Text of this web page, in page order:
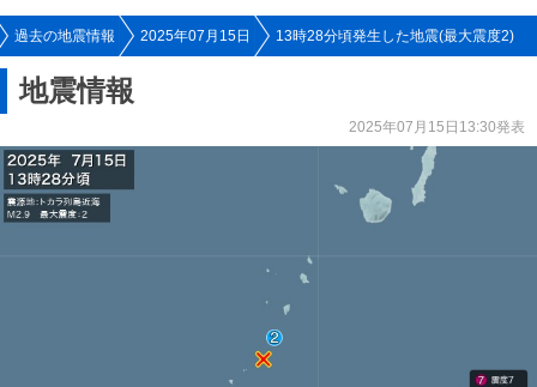
過去の地震情報 2025年07月15日 13時28分頃発生した地震(最大震度2)
地震情報
2025年07月15日13:30発表